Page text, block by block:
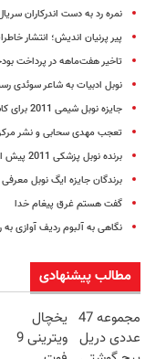
نمره رد به دست اندرکاران
پیر پرنیان اندیش؛ انتشار خاطرات 1500 صفحه‌ای هوشنگ
تاخیر هفت‌ماهه در پرداخت
نوبل ادبیات به شاعر سوئدی
جایزه نوبل شیمی 2011 برای کاشف شبه‌بلورها
تعجب مهدی سحابی و نشر مرکز
برنده نوبل پزشکی 2011 پیش از اعلام برنده شدن در گذشت
برندگان جایزه ایگ نوبل
گفت هستم غرق پیغام خدا
نگاهی به آلبوم ردیف آوازی
مطالب پیشنهادی
مجموعه 47
عددی دریل
یخچال
ویترینی 9